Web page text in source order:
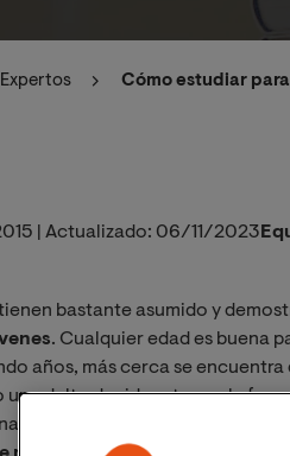
Cómo estudiar
Actualizado: 06/11/2023
bastante asumido y
. Cualquier edad es buena
años, más cerca se
un adulto decide retomar la
trago que para algunos adultos